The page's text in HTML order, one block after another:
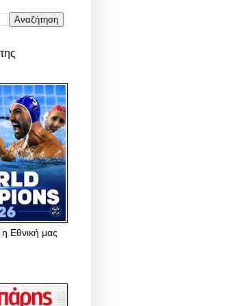
Εθνική μας